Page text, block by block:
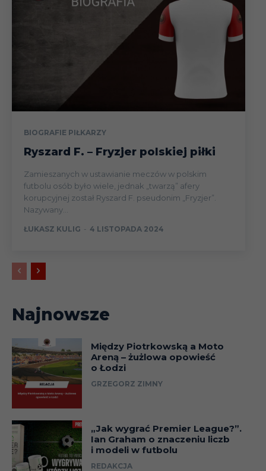
BIOGRAFIE PIŁKARZY
Ryszard F. – Fryzjer polskiej piłki
Zamieszanych w ustawianie meczów w polskim
futbolu osób było wiele, jednak „twarzą” afery
korupcyjnej został Ryszard F. pseudonim „Fryzjer”.
Nazywany...
ŁUKASZ KULIG - 4 LISTOPADA 2024
Najnowsze
Między Piotrkowską a Moto
Areną – żużlowa opowieść
o Łodzi
GRZEGORZ ZIMNY
„Jak wygrać Premier League?”.
Ian Graham o znaczeniu liczb
i modeli w futbolu
REDAKCJA